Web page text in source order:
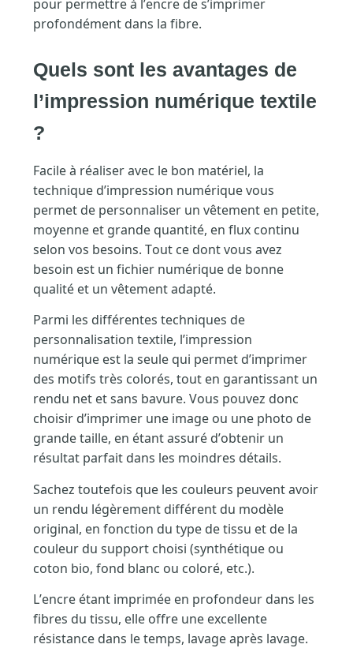
pour permettre à l’encre de s’imprimer
profondément dans la fibre.
Quels sont les avantages de
l’impression numérique textile
?
Facile à réaliser avec le bon matériel, la
technique d’impression numérique vous
permet de personnaliser un vêtement en petite,
moyenne et grande quantité, en flux continu
selon vos besoins. Tout ce dont vous avez
besoin est un fichier numérique de bonne
qualité et un vêtement adapté.
Parmi les différentes techniques de
personnalisation textile, l’impression
numérique est la seule qui permet d’imprimer
des motifs très colorés, tout en garantissant un
rendu net et sans bavure. Vous pouvez donc
choisir d’imprimer une image ou une photo de
grande taille, en étant assuré d’obtenir un
résultat parfait dans les moindres détails.
Sachez toutefois que les couleurs peuvent avoir
un rendu légèrement différent du modèle
original, en fonction du type de tissu et de la
couleur du support choisi (synthétique ou
coton bio, fond blanc ou coloré, etc.).
L’encre étant imprimée en profondeur dans les
fibres du tissu, elle offre une excellente
résistance dans le temps, lavage après lavage.